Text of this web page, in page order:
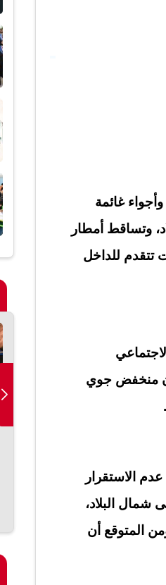
وأجواء غائمة
وتساقط أمطار
تتقدم للداخل
منخفض جوي
الاستقرار
على شمال البلاد،
المتوقع أن